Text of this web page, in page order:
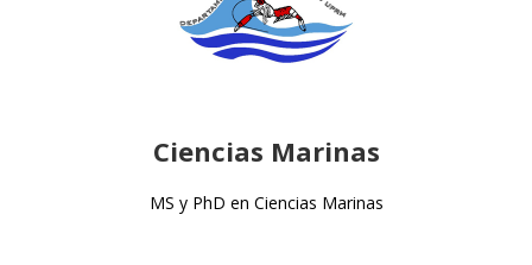
Ciencias Marinas
MS y PhD en Ciencias Marinas